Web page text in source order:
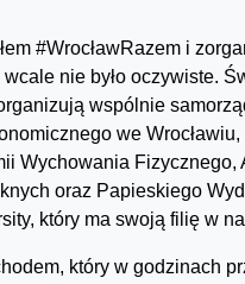
#WrocławRazem i
nie było oczywiste.
wspólnie
we
Wychowania
oraz Papieskiego
który ma swoją filię w
który w godzinach